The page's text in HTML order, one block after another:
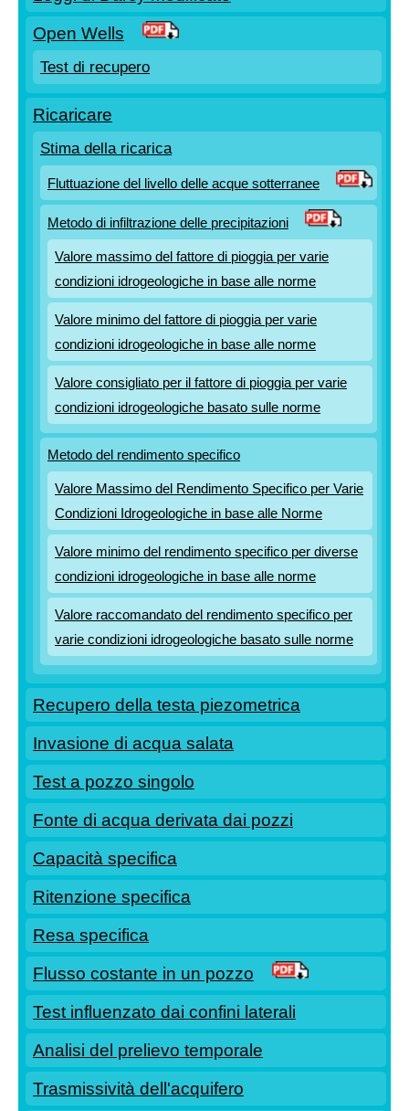
Open Wells
Test di recupero
Ricaricare
Stima della ricarica
Fluttuazione del livello delle acque sotterranee
Metodo di infiltrazione delle precipitazioni
Valore massimo del fattore di pioggia per varie
condizioni idrogeologiche in base alle norme
Valore minimo del fattore di pioggia per varie
condizioni idrogeologiche in base alle norme
Valore consigliato per il fattore di pioggia per varie
condizioni idrogeologiche basato sulle norme
Metodo del rendimento specifico
Valore Massimo del Rendimento Specifico per Varie
Condizioni Idrogeologiche in base alle Norme
Valore minimo del rendimento specifico per diverse
condizioni idrogeologiche in base alle norme
Valore raccomandato del rendimento specifico per
varie condizioni idrogeologiche basato sulle norme
Recupero della testa piezometrica
Invasione di acqua salata
Test a pozzo singolo
Fonte di acqua derivata dai pozzi
Capacità specifica
Ritenzione specifica
Resa specifica
Flusso costante in un pozzo
Test influenzato dai confini laterali
Analisi del prelievo temporale
Trasmissività dell'acquifero